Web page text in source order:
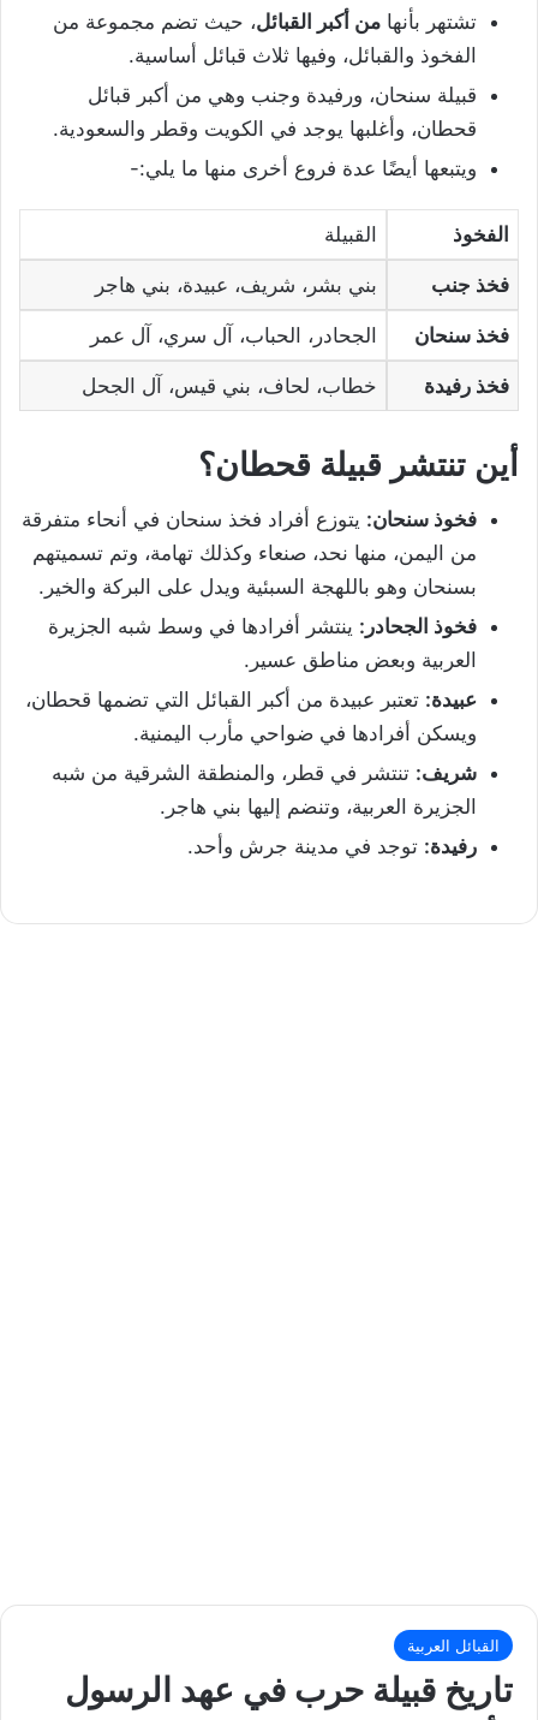
تشتهر بأنها من أكبر القبائل، حيث تضم مجموعة من
الفخوذ والقبائل، وفيها ثلاث قبائل أساسية.
قبيلة سنحان، ورفيدة وجنب وهي من أكبر قبائل
قحطان، وأغلبها يوجد في الكويت وقطر والسعودية.
ويتبعها أيضًا عدة فروع أخرى منها ما يلي:-
الفخوذ القبيلة
فخذ جنب بني بشر، شريف، عبيدة، بني هاجر
فخذ سنحان الجحادر، الحباب، آل سري، آل عمر
فخذ رفيدة خطاب، لحاف، بني قيس، آل الجحل
أين تنتشر قبيلة قحطان؟
فخوذ سنحان: يتوزع أفراد فخذ سنحان في أنحاء متفرقة
من اليمن، منها نحد، صنعاء وكذلك تهامة، وتم تسميتهم
بسنحان وهو باللهجة السبئية ويدل على البركة والخير.
فخوذ الجحادر: ينتشر أفرادها في وسط شبه الجزيرة
العربية وبعض مناطق عسير.
عبيدة: تعتبر عبيدة من أكبر القبائل التي تضمها قحطان،
ويسكن أفرادها في ضواحي مأرب اليمنية.
شريف: تنتشر في قطر، والمنطقة الشرقية من شبه
الجزيرة العربية، وتنضم إليها بني هاجر.
رفيدة: توجد في مدينة جرش وأحد.